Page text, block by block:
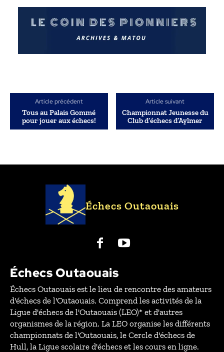
Article précédent
Tous au Palais Gommé
pour jouer aux échecs!
Article suivant
Championnat Jeunesse du
Club d’échecs d’Aylmer
Échecs Outaouais
Échecs Outaouais
Échecs Outaouais est le lieu de rencontre des amateurs
d'échecs de l'Outaouais. Comprend les activités de la
Ligue d'échecs de l'Outaouais (LEO)* et d'autres
organismes de la région. La LEO organise les différents
championnats de l'Outaouais, le Cercle d'échecs de
Hull, la Ligue scolaire d'échecs et les cours en ligne.